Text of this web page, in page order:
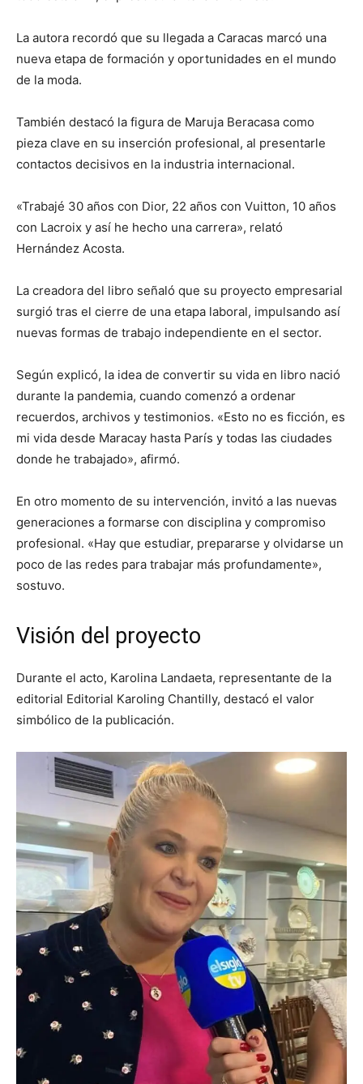
La autora recordó que su llegada a Caracas marcó una
nueva etapa de formación y oportunidades en el mundo
de la moda.
También destacó la figura de Maruja Beracasa como
pieza clave en su inserción profesional, al presentarle
contactos decisivos en la industria internacional.
«Trabajé 30 años con Dior, 22 años con Vuitton, 10 años
con Lacroix y así he hecho una carrera», relató
Hernández Acosta.
La creadora del libro señaló que su proyecto empresarial
surgió tras el cierre de una etapa laboral, impulsando así
nuevas formas de trabajo independiente en el sector.
Según explicó, la idea de convertir su vida en libro nació
durante la pandemia, cuando comenzó a ordenar
recuerdos, archivos y testimonios. «Esto no es ficción, es
mi vida desde Maracay hasta París y todas las ciudades
donde he trabajado», afirmó.
En otro momento de su intervención, invitó a las nuevas
generaciones a formarse con disciplina y compromiso
profesional. «Hay que estudiar, prepararse y olvidarse un
poco de las redes para trabajar más profundamente»,
sostuvo.
Visión del proyecto
Durante el acto, Karolina Landaeta, representante de la
editorial Editorial Karoling Chantilly, destacó el valor
simbólico de la publicación.